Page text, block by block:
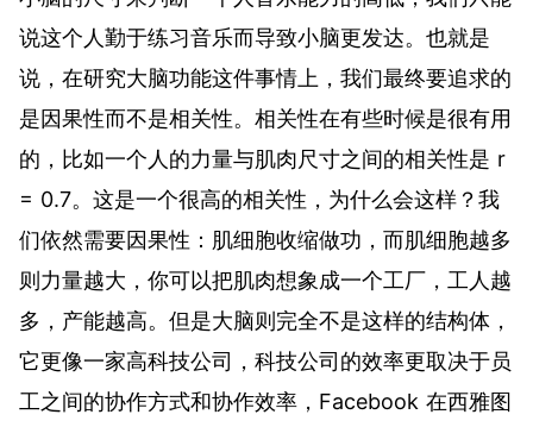
说这个人勤于练习音乐而导致小脑更发达。也就是
说，在研究大脑功能这件事情上，我们最终要追求的
是因果性而不是相关性。相关性在有些时候是很有用
的，比如一个人的力量与肌肉尺寸之间的相关性是 r
= 0.7。这是一个很高的相关性，为什么会这样？我
们依然需要因果性：肌细胞收缩做功，而肌细胞越多
则力量越大，你可以把肌肉想象成一个工厂，工人越
多，产能越高。但是大脑则完全不是这样的结构体，
它更像一家高科技公司，科技公司的效率更取决于员
工之间的协作方式和协作效率，Facebook 在西雅图